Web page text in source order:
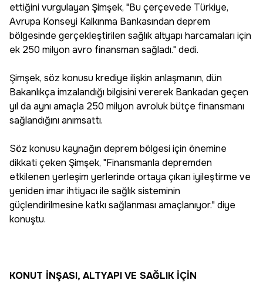
ettiğini vurgulayan Şimşek, "Bu çerçevede Türkiye,
Avrupa Konseyi Kalkınma Bankasından deprem
bölgesinde gerçekleştirilen sağlık altyapı harcamaları için
ek 250 milyon avro finansman sağladı." dedi.
Şimşek, söz konusu krediye ilişkin anlaşmanın, dün
Bakanlıkça imzalandığı bilgisini vererek Bankadan geçen
yıl da aynı amaçla 250 milyon avroluk bütçe finansmanı
sağlandığını anımsattı.
Söz konusu kaynağın deprem bölgesi için önemine
dikkati çeken Şimşek, "Finansmanla depremden
etkilenen yerleşim yerlerinde ortaya çıkan iyileştirme ve
yeniden imar ihtiyacı ile sağlık sisteminin
güçlendirilmesine katkı sağlanması amaçlanıyor." diye
konuştu.
KONUT İNŞASI, ALTYAPI VE SAĞLIK İÇİN